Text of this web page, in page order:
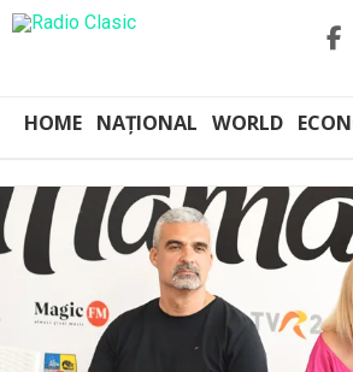
HOME NAȚIONAL WORLD